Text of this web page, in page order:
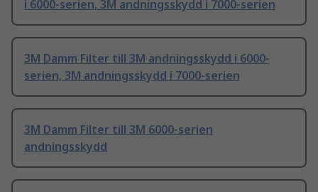
i 6000-serien, 3M andningsskydd i 7000-serien
3M Damm Filter till 3M andningsskydd i 6000-
serien, 3M andningsskydd i 7000-serien
3M Damm Filter till 3M 6000-serien
andningsskydd